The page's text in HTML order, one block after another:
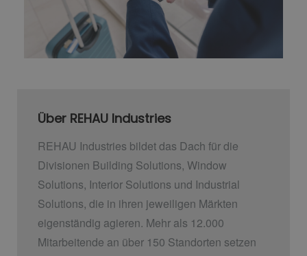
Über REHAU Industries
REHAU Industries bildet das Dach für die
Divisionen Building Solutions, Window
Solutions, Interior Solutions und Industrial
Solutions, die in ihren jeweiligen Märkten
eigenständig agieren. Mehr als 12.000
Mitarbeitende an über 150 Standorten setzen